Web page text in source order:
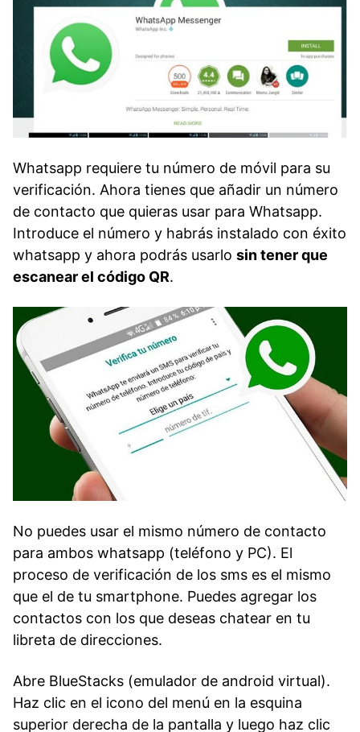
Whatsapp requiere tu número de móvil para su
verificación. Ahora tienes que añadir un número
de contacto que quieras usar para Whatsapp.
Introduce el número y habrás instalado con éxito
whatsapp y ahora podrás usarlo sin tener que
escanear el código QR.
No puedes usar el mismo número de contacto
para ambos whatsapp (teléfono y PC). El
proceso de verificación de los sms es el mismo
que el de tu smartphone. Puedes agregar los
contactos con los que deseas chatear en tu
libreta de direcciones.
Abre BlueStacks (emulador de android virtual).
Haz clic en el icono del menú en la esquina
superior derecha de la pantalla y luego haz clic